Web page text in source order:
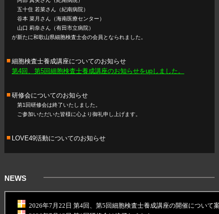
五十住 若菜さん（紀南病院）
谷本 菜月さん（海南医療センター）
山口 莉奈さん（有田市立病院）
が新たに和歌山県細胞検査士会の会員となられました。
細胞検査士養成講座についてのお知らせ
第4回、第5回細胞検査士養成講座のお知らせをupしました。
研修会についてのお知らせ
第1回研修会は終了いたしました。
ご参加いただいた皆様に心より御礼申し上げます。
LOVE49活動についてのお知らせ
NEWS